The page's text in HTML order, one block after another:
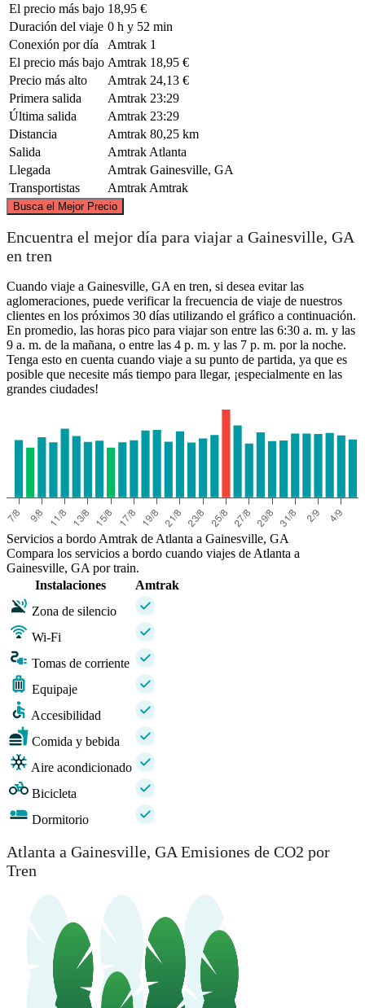
El precio más bajo 18,95 €
Duración del viaje 0 h y 52 min
Conexión por día
Amtrak 1
El precio más bajo Amtrak 18,95 €
Precio más alto
Amtrak 24,13 €
Primera salida
Amtrak 23:29
Última salida
Amtrak 23:29
Distancia
Amtrak 80,25 km
Salida
Amtrak Atlanta
Llegada
Amtrak Gainesville, GA
Transportistas
Amtrak Amtrak
Busca el Mejor Precio
Atlanta, GA
©
Encuentra el mejor día para viajar a Gainesville, GA
en tren
Cuando viaje a Gainesville, GA en tren, si desea evitar las
aglomeraciones, puede verificar la frecuencia de viaje de nuestros
clientes en los próximos 30 días utilizando el gráfico a continuación.
En promedio, las horas pico para viajar son entre las 6:30 a. m. y las
9 a. m. de la mañana, o entre las 4 p. m. y las 7 p. m. por la noche.
Tenga esto en cuenta cuando viaje a su punto de partida, ya que es
posible que necesite más tiempo para llegar, ¡especialmente en las
grandes ciudades!
Servicios a bordo Amtrak de Atlanta a Gainesville, GA
Compara los servicios a bordo cuando viajes de Atlanta a
Gainesville, GA por train.
Instalaciones
Amtrak
Zona de silencio
Wi-Fi
Tomas de corriente
Equipaje
Accesibilidad
Comida y bebida
Aire acondicionado
Bicicleta
Dormitorio
Atlanta a Gainesville, GA Emisiones de CO2 por
Tren